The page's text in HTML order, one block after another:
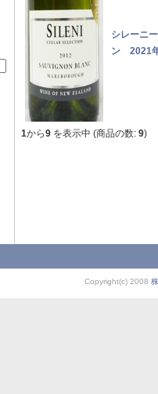
シレーニ
ン 2021
1から9 を表示中 (商品の数: 9)
Copyright(c) 2008